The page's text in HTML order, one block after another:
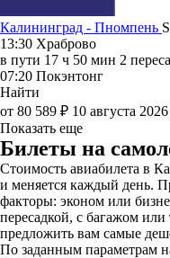
Калининград - Пномпень
13:30 Храброво
в пути 17 ч 50 мин 2
07:20 Покэнтонг
Найти
от 80 589 ₽ 10 августа 2026
Показать еще
Билеты на
Стоимость авиабилета в
и меняется каждый день.
факторы: эконом или
пересадкой, с багажом
предложить вам самые
По заданным параметрам